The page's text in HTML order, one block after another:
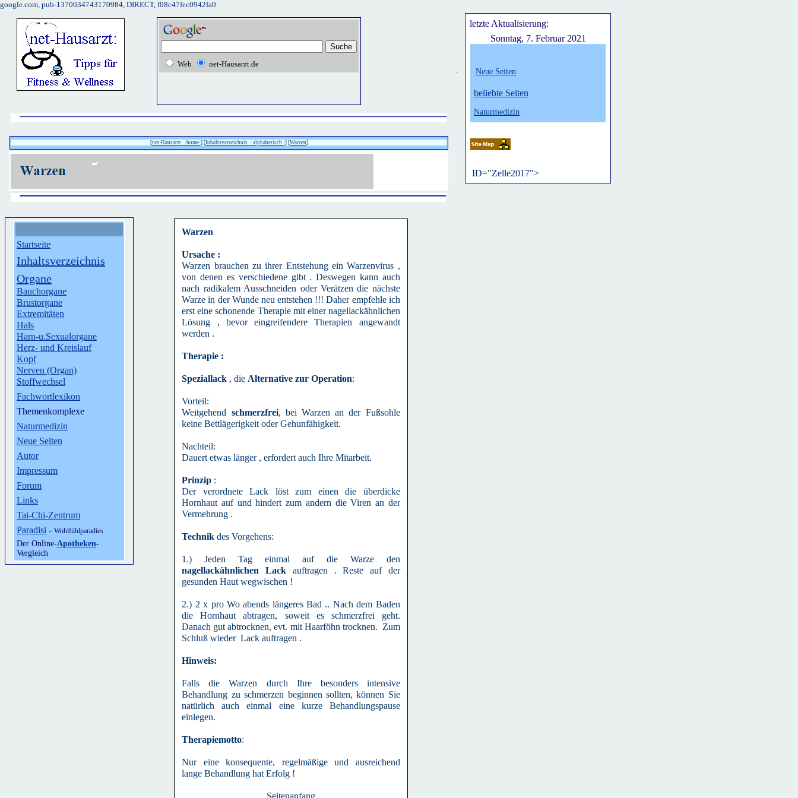
google.com, pub-1370634743170984, DIRECT, f08c47fec0942fa0
Web net-Hausarzt.de
[net-Hausarzt -home-] [Inhaltsverzeichnis - alphabetisch -] [Warzen]
letzte Aktualisierung:
Sonntag, 7. Februar 2021
Neue Seiten
beliebte Seiten
Naturmedizin
ID="Zelle2017">
Startseite
Inhaltsverzeichnis
Organe
Bauchorgane
Brustorgane
Extremitäten
Hals
Harn-u.Sexualorgane
Herz- und Kreislauf
Kopf
Nerven (Organ)
Stoffwechsel
Fachwortlexikon
Themenkomplexe
Naturmedizin
Neue Seiten
Autor
Impressum
Forum
Links
Tai-Chi-Zentrum
Paradisi - Wohlfühlparadies
Der Online-Apotheken-
Vergleich
Warzen
Ursache :
Warzen brauchen zu ihrer Entstehung ein Warzenvirus ,
von denen es verschiedene gibt . Deswegen kann auch
nach radikalem Ausschneiden oder Verätzen die nächste
Warze in der Wunde neu entstehen !!! Daher empfehle ich
erst eine schonende Therapie mit einer nagellackähnlichen
Lösung , bevor eingreifendere Therapien angewandt
werden .
Therapie :
Speziallack , die Alternative zur Operation:
Vorteil:
Weitgehend schmerzfrei, bei Warzen an der Fußsohle
keine Bettlägerigkeit oder Gehunfähigkeit.
Nachteil:
Dauert etwas länger , erfordert auch Ihre Mitarbeit.
Prinzip :
Der verordnete Lack löst zum einen die überdicke
Hornhaut auf und hindert zum andern die Viren an der
Vermehrung .
Technikdes Vorgehens:
1.) Jeden Tag einmal auf die Warze den
nagellackähnlichen Lack auftragen . Reste auf der
gesunden Haut wegwischen !
2.) 2 x pro Wo abends längeres Bad .. Nach dem Baden
die Hornhaut abtragen, soweit es schmerzfrei geht.
Danach gut abtrocknen, evt. mit Haarföhn trocknen. Zum
Schluß wieder Lack auftragen .
Hinweis:
Falls die Warzen durch Ihre besonders intensive
Behandlung zu schmerzen beginnen sollten, können Sie
natürlich auch einmal eine kurze Behandlungspause
einlegen.
Therapiemotto:
Nur eine konsequente, regelmäßige und ausreichend
lange Behandlung hat Erfolg !